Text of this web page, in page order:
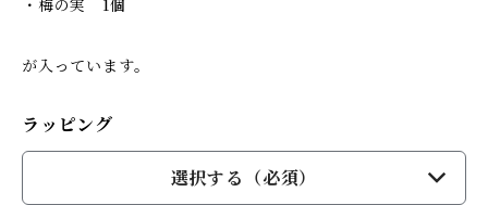
・梅の実 1個
が入っています。
ラッピング
選択する（必須）